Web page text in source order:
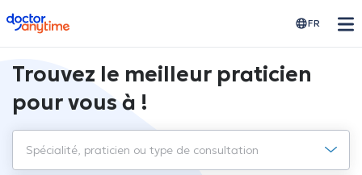
doctoranytime FR
Trouvez le meilleur praticien
pour vous à !